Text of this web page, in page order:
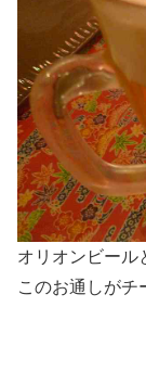
オリオンビール
このお通しがチ